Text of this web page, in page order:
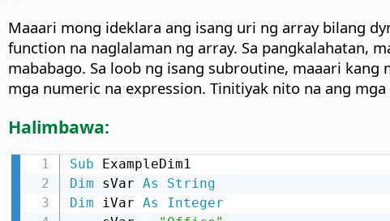
Maaari mong ideklara ang isang uri ng array bilang
function na naglalaman ng array. Sa pangkalahatan,
mababago. Sa loob ng isang subroutine, maaari kang
mga numeric na expression. Tinitiyak nito na ang
Halimbawa:
Sub
Dim sVar As
String
Dim iVar As
Integer